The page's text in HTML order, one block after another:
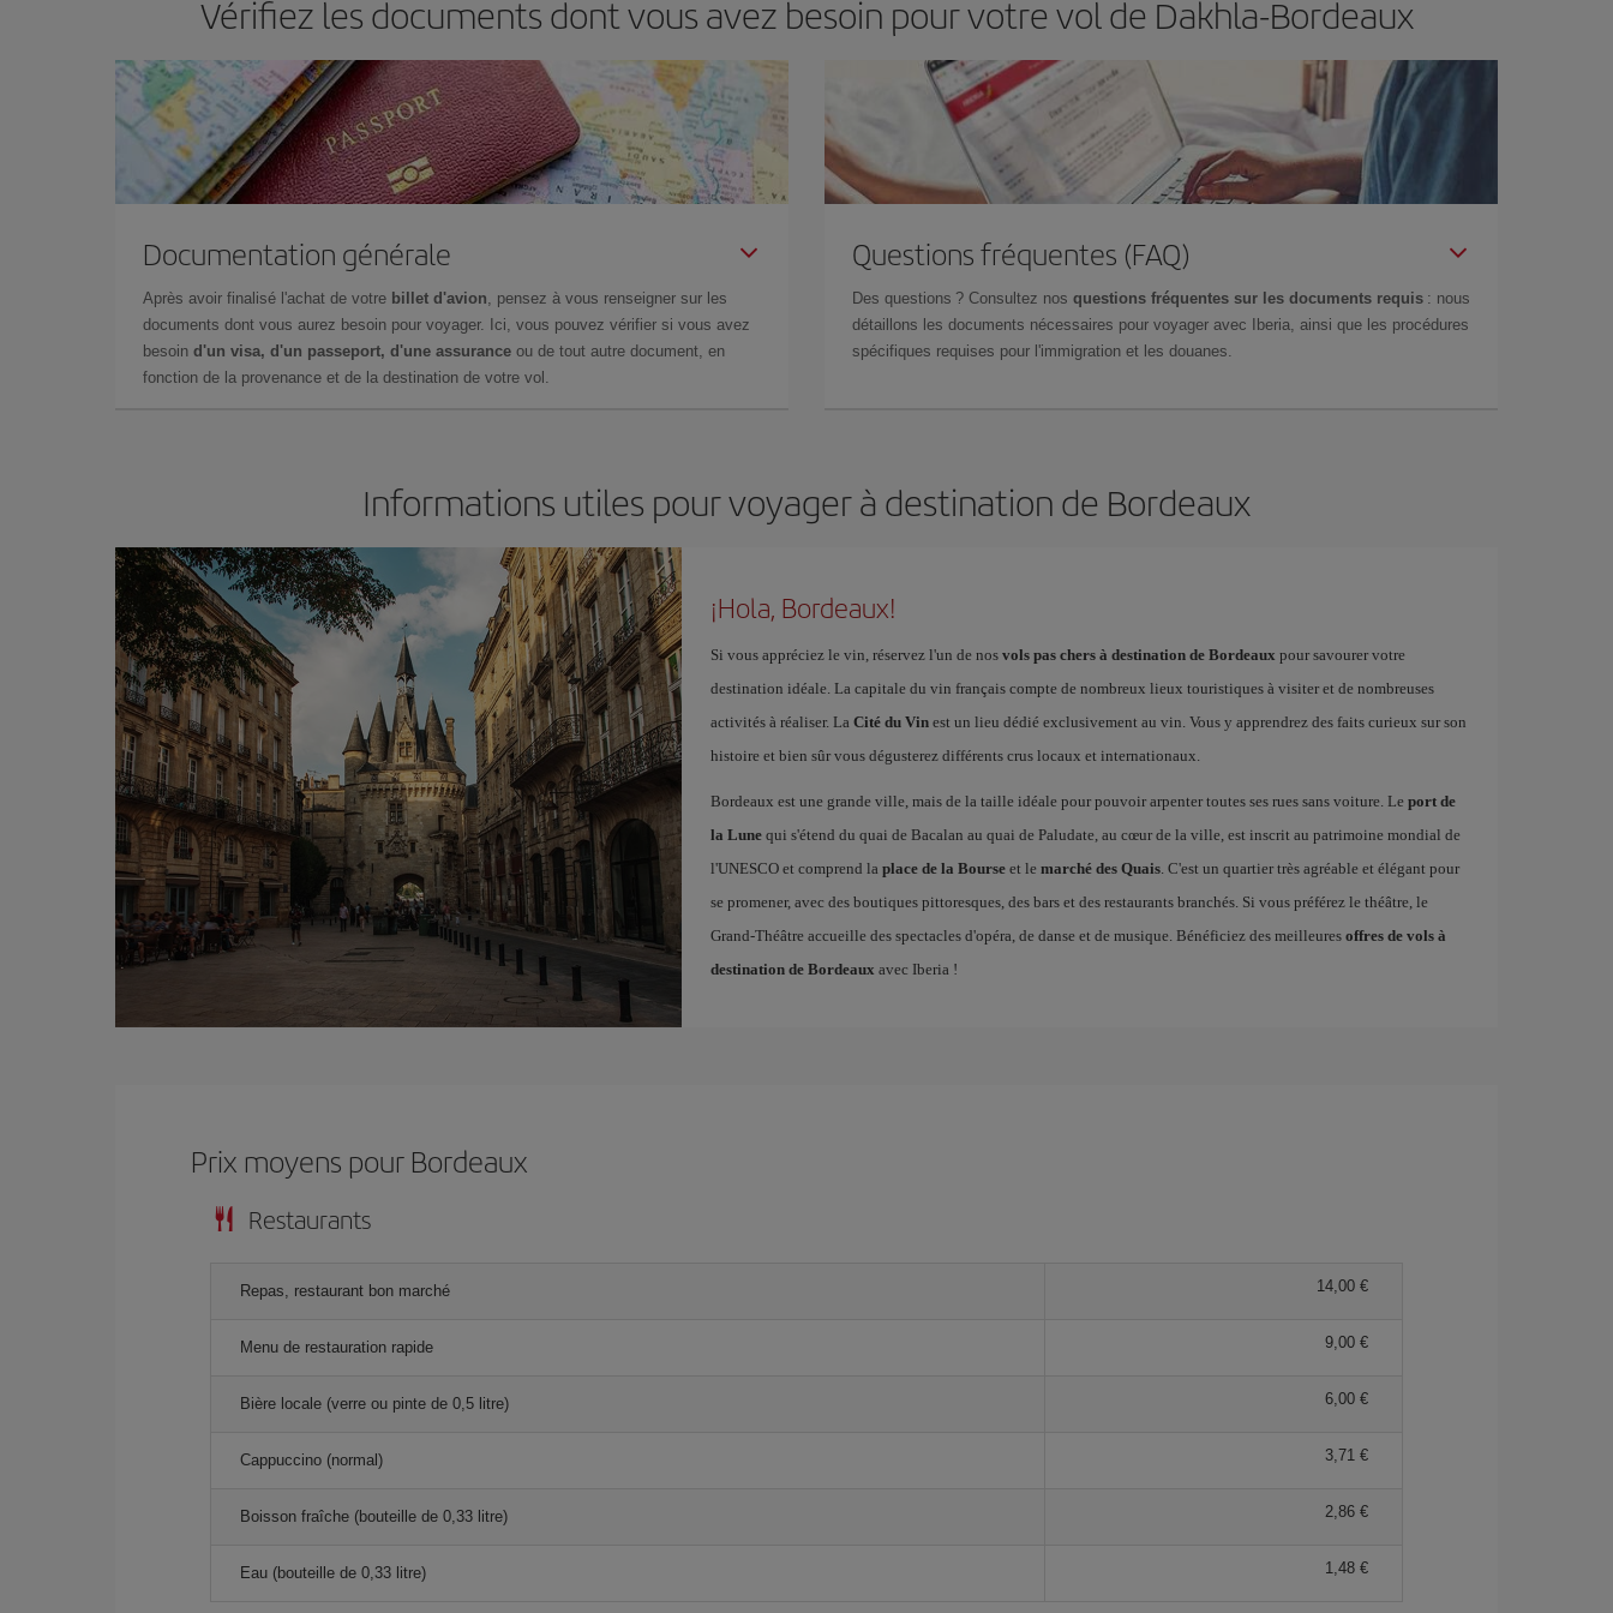
Vérifiez les documents dont vous avez besoin pour votre vol de Dakhla-Bordeaux
Documentation générale
Après avoir finalisé l'achat de votre billet d'avion, pensez à vous renseigner sur les
documents dont vous aurez besoin pour voyager. Ici, vous pouvez vérifier si vous avez
besoin d'un visa, d'un passeport, d'une assurance ou de tout autre document, en
fonction de la provenance et de la destination de votre vol.
Questions fréquentes (FAQ)
Des questions ? Consultez nos questions fréquentes sur les documents requis : nous
détaillons les documents nécessaires pour voyager avec Iberia, ainsi que les procédures
spécifiques requises pour l'immigration et les douanes.
Informations utiles pour voyager à destination de Bordeaux
¡Hola, Bordeaux!
Si vous appréciez le vin, réservez l'un de nos vols pas chers à destination de Bordeaux pour savourer votre
destination idéale. La capitale du vin français compte de nombreux lieux touristiques à visiter et de nombreuses
activités à réaliser. La Cité du Vinest un lieu dédié exclusivement au vin. Vous y apprendrez des faits curieux sur son
histoire et bien sûr vous dégusterez différents crus locaux et internationaux.
Bordeaux est une grande ville, mais de la taille idéale pour pouvoir arpenter toutes ses rues sans voiture. Le port de
la Lunequi s'étend du quai de Bacalan au quai de Paludate, au cœur de la ville, est inscrit au patrimoine mondial de
l'UNESCO et comprend la place de la Bourseet le marché des Quais. C'est un quartier très agréable et élégant pour
se promener, avec des boutiques pittoresques, des bars et des restaurants branchés. Si vous préférez le théâtre, le
Grand-Théâtre accueille des spectacles d'opéra, de danse et de musique. Bénéficiez des meilleures offres de vols à
destination de Bordeaux avec Iberia !
Prix ​​moyens pour Bordeaux
Restaurants
Repas, restaurant bon marché 14,00 €
Menu de restauration rapide 9,00 €
Bière locale (verre ou pinte de 0,5 litre) 6,00 €
Cappuccino (normal) 3,71 €
Boisson fraîche (bouteille de 0,33 litre) 2,86 €
Eau (bouteille de 0,33 litre) 1,48 €